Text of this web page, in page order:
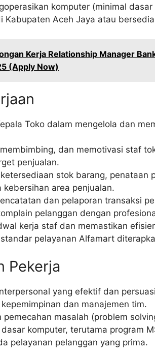
komputer (minimal dasar
Kabupaten Aceh Jaya atau
Kerja Relationship Manager
(Apply Now)
Toko dalam mengelola dan
dan memotivasi staf
penjualan.
stok barang, penataan
kebersihan area penjualan.
dan pelaporan transaksi
pelanggan dengan
kerja staf dan memastikan
pelayanan Alfamart
Pekerja
yang efektif dan
dan manajemen tim.
pemecahan masalah (problem
komputer, terutama program
pelayanan pelanggan yang prima.